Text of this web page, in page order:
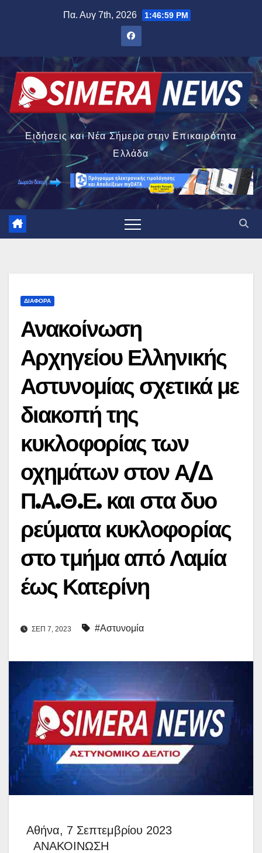
Πα. Αυγ 7th, 2026 1:47:00 PM
Ειδήσεις και Νέα Σήμερα στην Επικαιρότητα
Ελλάδα
ΔΙΆΦΟΡΑ
Ανακοίνωση
Αρχηγείου Ελληνικής
Αστυνομίας σχετικά με
διακοπή της
κυκλοφορίας των
οχημάτων στον Α/Δ
Π.Α.Θ.Ε. και στα δυο
ρεύματα κυκλοφορίας
στο τμήμα από Λαμία
έως Κατερίνη
ΣΕΠ 7, 2023 #Αστυνομία
Αθήνα, 7 Σεπτεμβρίου 2023
ΑΝΑΚΟΙΝΩΣΗ